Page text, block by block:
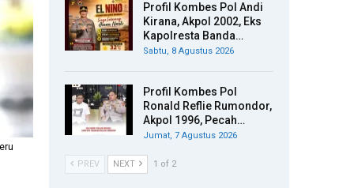
Profil Kombes Pol Andi
Kirana, Akpol 2002, Eks
Kapolresta Banda…
Sabtu, 8 Agustus 2026
Profil Kombes Pol
Ronald Reflie Rumondor,
Akpol 1996, Pecah…
Jumat, 7 Agustus 2026
PREV NEXT 1 of 2